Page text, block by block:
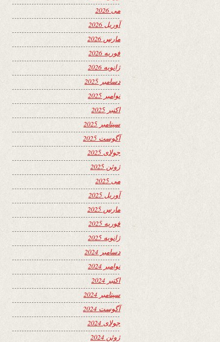
می 2026
آوریل 2026
مارس 2026
فوریه 2026
ژانویه 2026
دسامبر 2025
نوامبر 2025
اکتبر 2025
سپتامبر 2025
آگوست 2025
جولای 2025
ژوئن 2025
می 2025
آوریل 2025
مارس 2025
فوریه 2025
ژانویه 2025
دسامبر 2024
نوامبر 2024
اکتبر 2024
سپتامبر 2024
آگوست 2024
جولای 2024
ژوئن 2024